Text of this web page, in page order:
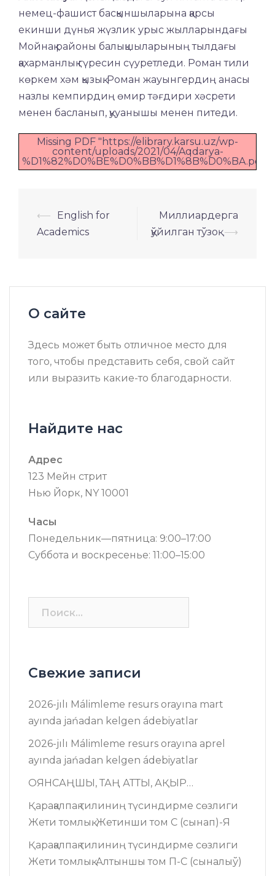
немец-фашист басқыншыларына қарсы
екинши дүнья жүзлик урыс жылларындағы
Мойнақ районы балықшыларының тылдағы
қахарманлық гүресин сүуретледи. Роман тили
көркем хәм қызық. Роман жауынгердиң анасы
назлы кемпирдиң өмир тәғдири хәсрети
менен басланып, қууанышы менен питеди.
Missing PDF "https://elibrary.karsu.uz/wp-
content/uploads/2021/04/Aqdarya-
%D1%82%D0%BE%D0%BB%D1%8B%D0%BA.pdf".
Навигация
по
⟵
English for
Academics
Миллиардерга
қўйилган тўзоқ
⟶
О сайте
Здесь может быть отличное место для
того, чтобы представить себя, свой сайт
или выразить какие-то благодарности.
Найдите нас
Адрес
123 Мейн стрит
Нью Йорк, NY 10001
Часы
Понедельник—пятница: 9:00–17:00
Суббота и воскресенье: 11:00–15:00
Свежие записи
2026-jılı Málimleme resurs оrayına mart
ayında jańadan kelgen ádebiyatlar
2026-jılı Málimleme resurs оrayına aprel
ayında jańadan kelgen ádebiyatlar
ОЯНСАҢШЫ, ТАҢ АТТЫ, АҚЫР…
Қарақалпақ тилиниң түсиндирме сөзлиги
Жети томлық. Жетинши том C (сынап)-Я
Қарақалпақ тилиниң түсиндирме сөзлиги
Жети томлық. Алтыншы том П-C (сыналыў)